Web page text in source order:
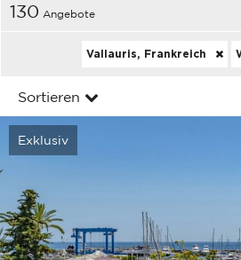
130 Angebote
Vallauris, Frankreich
Sortieren
Exklusiv